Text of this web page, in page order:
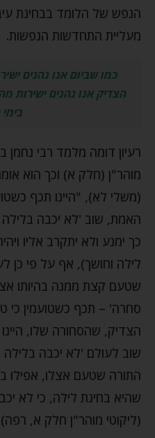
הנפש של הלומד בבחינת
מעליית התחדשות הנפשות.
כמו שביום אנו נהנים
הצדיק אנו נהנים ישירות
בימי
רעיון דומה מלמד רבי נחמן
מוהר"ן (חלק א) וכך הוא
(משלי לא), "היינו תכף
האמת, שוב 'לא יכבה בלילה
כך ימנע ולא יתקרב אליו
לילה וחושך), אף על פי כן
שטעם קצת ממנה בהיותו
סחרה' – תכף כשטועמין כי
הצדיק, שהסחורה שלו,
שוב לעולם 'לא יכבה בלילה
התורה שטעם אצלו, אפילו
שהיא בחינת לילה, כי לא
(ליקוטי מוהר"ן חלק א,